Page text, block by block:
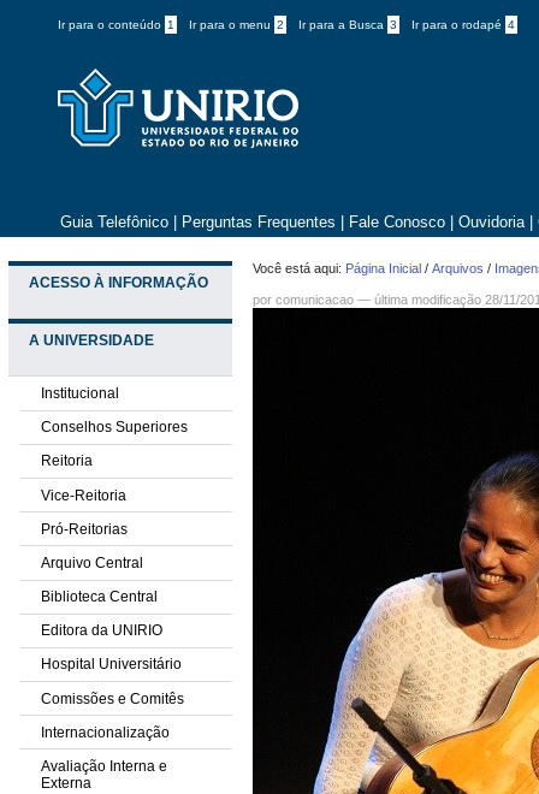
Ir para o conteúdo 1 Ir para o menu 2 Ir para a Busca 3 Ir para o rodapé 4
Guia Telefônico Perguntas Frequentes Fale Conosco Ouvidoria
ACESSO À INFORMAÇÃO
A UNIVERSIDADE
Institucional
Conselhos Superiores
Reitoria
Vice-Reitoria
Pró-Reitorias
Arquivo Central
Biblioteca Central
Editora da UNIRIO
Hospital Universitário
Comissões e Comitês
Internacionalização
Avaliação Interna e
Externa
Você está aqui: Página Inicial /Arquivos /
por comunicacao —última modificação 28/11/